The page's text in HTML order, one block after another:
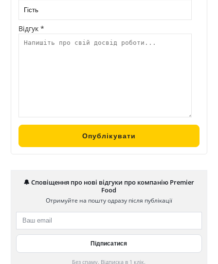
Відгук *
🔔 Сповіщення про нові відгуки про компанію Premier
Food
Отримуйте на пошту одразу після публікації
Без спаму. Відписка в 1 клік.